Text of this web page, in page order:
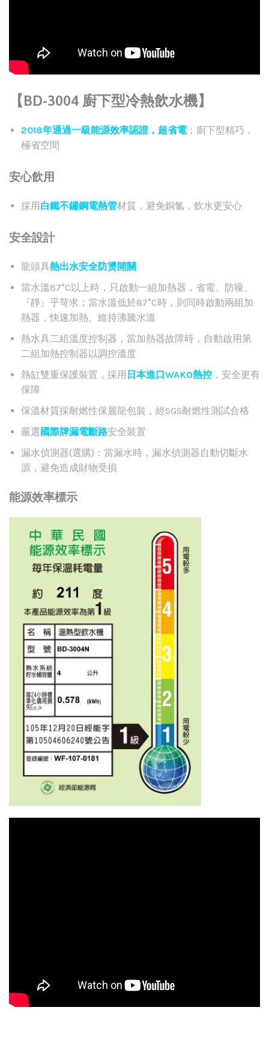
【BD-3004 廚下型冷熱飲水機】
2018年通過一級能源效率認證，超省電；廚下型精巧，
極省空間
安心飲用
採用白鐵不鏽鋼電熱管材質，避免銅氯，飲水更安心
安全設計
龍頭具熱出水安全防燙開關
當水溫87°C以上時，只啟動一組加熱器，省電、防噪、
『靜』乎苛求；當水溫低於87°C時，則同時啟動兩組加
熱器，快速加熱、維持沸騰水溫
熱水具二組溫度控制器，當加熱器故障時，自動啟用第
二組加熱控制器以調控溫度
熱缸雙重保護裝置，採用 日本進口WAKO熱控 ，安全更有
保障
保溫材質採耐燃性保麗龍包裝，經SGS耐燃性測試合格
嚴選 國際牌漏電斷路安全裝置
漏水偵測器(選購)：當漏水時，漏水偵測器自動切斷水
源，避免造成財物受損
能源效率標示